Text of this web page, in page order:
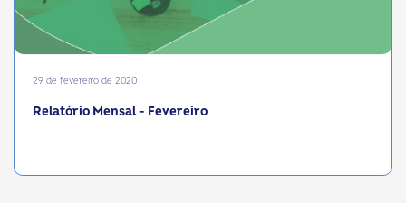
29 de fevereiro de 2020
Relatório Mensal - Fevereiro